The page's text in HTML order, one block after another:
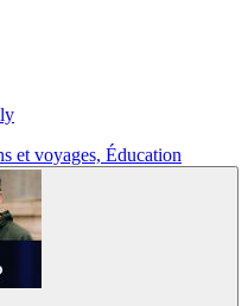
et voyages, Éducation